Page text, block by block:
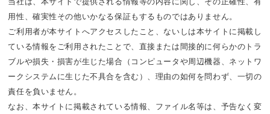
用性、確実性その他いかなる保証もするものではありません。
ご利用者が本サイトへアクセスしたこと、ないしは本サイトに掲載し
ている情報をご利用されたことで、直接または間接的に何らかのトラ
ブルや損失・損害が生じた場合（コンピュータや周辺機器、ネットワ
ークシステムに生じた不具合を含む）、理由の如何を問わず、一切の
責任を負いません。
なお、本サイトに掲載されている情報、ファイル名等は、予告なく変